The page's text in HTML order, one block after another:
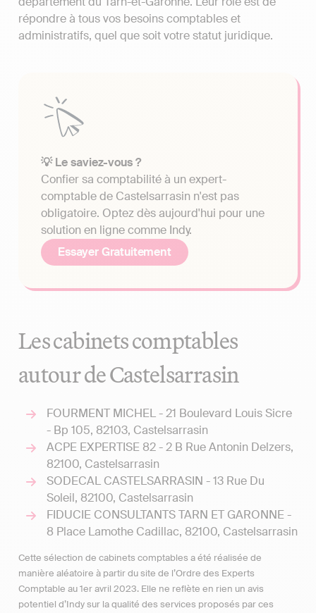
répondre à tous vos besoins comptables et
administratifs, quel que soit votre statut juridique.
💡 Le saviez-vous ?
Confier sa comptabilité à un expert-
comptable de Castelsarrasin n'est pas
obligatoire. Optez dès aujourd'hui pour une
solution en ligne comme Indy.
Essayer Gratuitement
Les cabinets comptables
autour de Castelsarrasin
FOURMENT MICHEL - 21 Boulevard Louis Sicre
- Bp 105, 82103, Castelsarrasin
ACPE EXPERTISE 82 - 2 B Rue Antonin Delzers,
82100, Castelsarrasin
SODECAL CASTELSARRASIN - 13 Rue Du
Soleil, 82100, Castelsarrasin
FIDUCIE CONSULTANTS TARN ET GARONNE -
8 Place Lamothe Cadillac, 82100, Castelsarrasin
Cette sélection de cabinets comptables a été réalisée de
manière aléatoire à partir du site de l’Ordre des Experts
Comptable au 1er avril 2023. Elle ne reflète en rien un avis
potentiel d’Indy sur la qualité des services proposés par ces